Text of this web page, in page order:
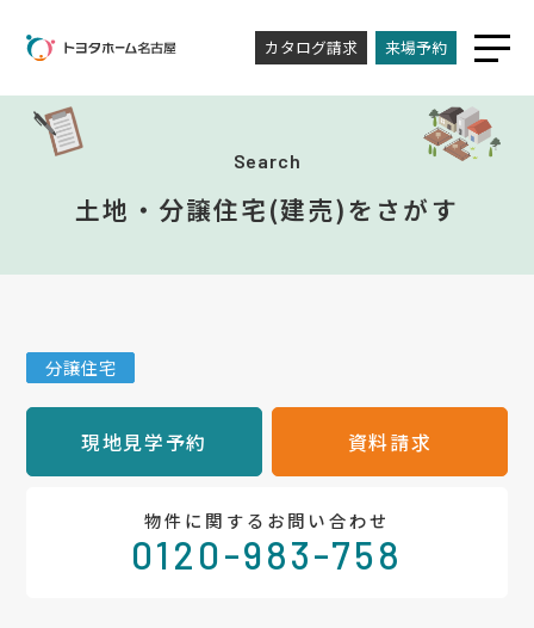
カタログ請求 来場予約
Search
土地・分譲住宅(建売)をさがす
現地見学予約 資料請求
物件に関するお問い合わせ
0120-983-758
分譲住宅